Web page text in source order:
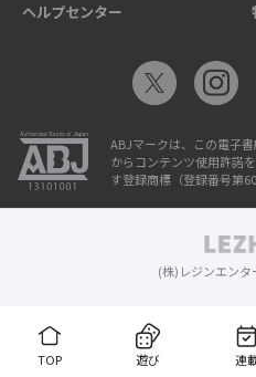
TOP 遊び 連
ヘルプセンター
ABJマークは、この電子
からコンテンツ使用許諾
す登録商標（登録番号第
(株)レジンエンタ